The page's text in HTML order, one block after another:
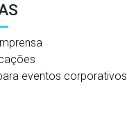
eventos corporativos